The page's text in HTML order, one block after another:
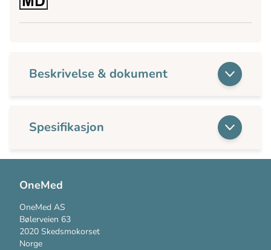
Beskrivelse & dokument
Spesifikasjon
OneMed
OneMed AS
Bølerveien 63
2020 Skedsmokorset
Norge